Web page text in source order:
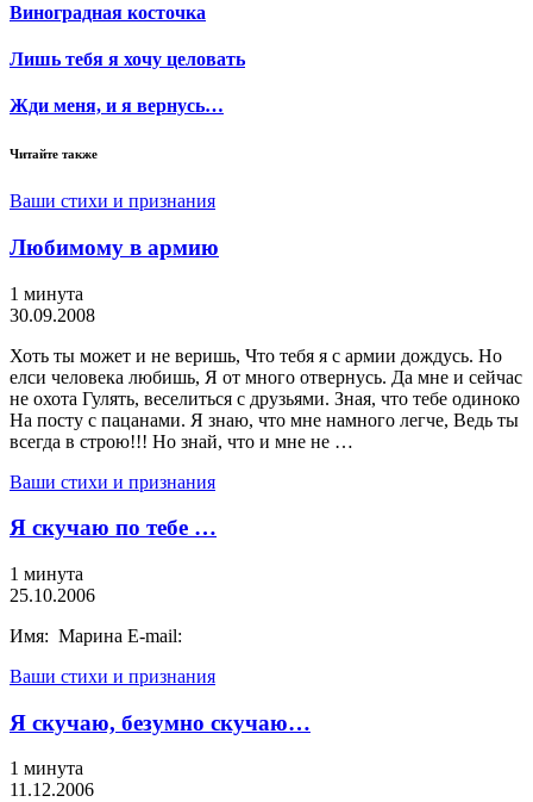
Виноградная косточка
Лишь тебя я хочу целовать
Жди меня, и я вернусь…
Читайте также
Ваши стихи и признания
Любимому в армию
1 минута
30.09.2008
Хоть ты может и не веришь, Что тебя я с армии дождусь. Но
елси человека любишь, Я от много отвернусь. Да мне и сейчас
не охота Гулять, веселиться с друзьями. Зная, что тебе одиноко
На посту с пацанами. Я знаю, что мне намного легче, Ведь ты
всегда в строю!!! Но знай, что и мне не …
Ваши стихи и признания
Я скучаю по тебе …
1 минута
25.10.2006
Имя: Марина E-mail:
Ваши стихи и признания
Я скучаю, безумно скучаю…
1 минута
11.12.2006